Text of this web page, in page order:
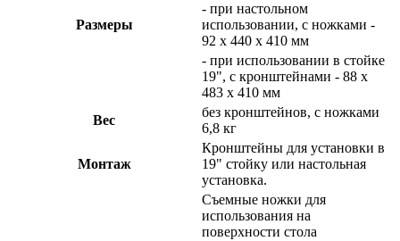
Размеры
- при настольном
использовании, с ножками -
92 x 440 x 410 мм
- при использовании в стойке
19", с кронштейнами - 88 x
483 x 410 мм
Вес
без кронштейнов, с ножками
6,8 кг
Монтаж
Кронштейны для установки в
19" стойку или настольная
установка.
Съемные ножки для
использования на
поверхности стола